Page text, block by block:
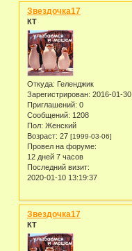
Звездочка17
КТ
Откуда: Геленджик
Зарегистрирован: 2016-01-30
Приглашений: 0
Сообщений: 1208
Пол: Женский
Возраст: 27 [1999-03-06]
Провел на форуме:
12 дней 7 часов
Последний визит:
2020-01-10 13:19:37
Звездочка17
КТ